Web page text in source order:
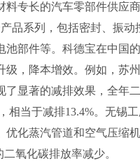
料专长的汽车零部件供应
品系列，包括密封、振动
池部件等。科德宝在中国
级，降本增效。例如，苏
了显著的减排效果，全年
相当于减排13.4%。无锡
优化蒸汽管道和空气压缩
氧化碳排放率减少。